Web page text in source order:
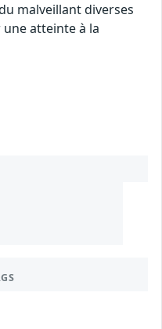
malveillant diverses
atteinte à la